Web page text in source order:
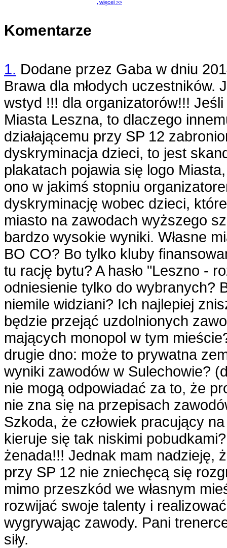
.więcej >>
Komentarze
1. Dodane przez Gabaw dniu
Brawa dla młodych uczestników.
wstyd !!! dla organizatorów!!! Jeśli
Miasta Leszna, to dlaczego
działającemu przy SP 12
dyskryminacja dzieci, to jest
plakatach pojawia się logo
ono w jakimś stopniu
dyskryminację wobec dzieci,
miasto na zawodach wyższego
bardzo wysokie wyniki. Własne
BO CO? Bo tylko kluby
tu rację bytu? A hasło "Leszno -
odniesienie tylko do wybranych?
niemile widziani? Ich najlepiej
będzie przejąć uzdolnionych
mających monopol w tym
drugie dno: może to prywatna
wyniki zawodów w Sulechowie?
nie mogą odpowiadać za to, że
nie zna się na przepisach
Szkoda, że człowiek pracujący
kieruje się tak niskimi
żenada!!! Jednak mam nadzieję,
przy SP 12 nie zniechęcą się
mimo przeszkód we własnym
rozwijać swoje talenty i
wygrywając zawody. Pani
siły.